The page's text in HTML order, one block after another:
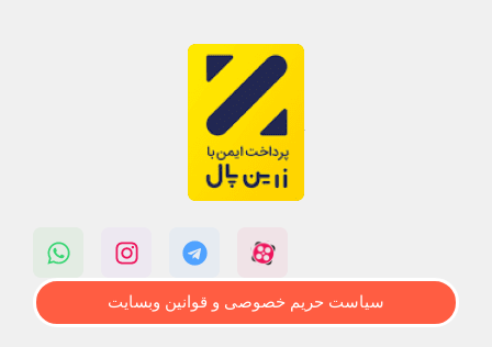
سیاست حریم خصوصی و قوانین وبسایت